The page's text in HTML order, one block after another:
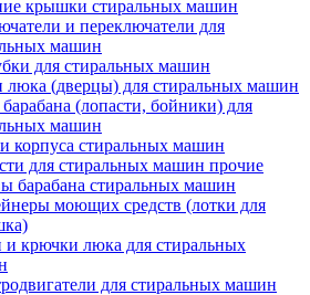
крышки стиральных машин
и переключатели для
машин
для стиральных машин
люка (дверцы) для стиральных машин
барабана (лопасти, бойники) для
машин
корпуса стиральных машин
для стиральных машин прочие
барабана стиральных машин
моющих средств (лотки для
и крючки люка для стиральных
для стиральных машин